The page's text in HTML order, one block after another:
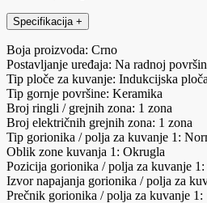
Specifikacija +
Boja proizvoda: Crno
Postavljanje uređaja: Na radnoj
Tip ploče za kuvanje: Indukcijska
Tip gornje površine: Keramika
Broj ringli / grejnih zona: 1 zona
Broj električnih grejnih zona: 1 zona
Tip gorionika / polja za kuvanje 1:
Oblik zone kuvanja 1: Okrugla
Pozicija gorionika / polja za kuvanje 1:
Izvor napajanja gorionika / polja za
Prečnik gorionika / polja za kuvanje 1: